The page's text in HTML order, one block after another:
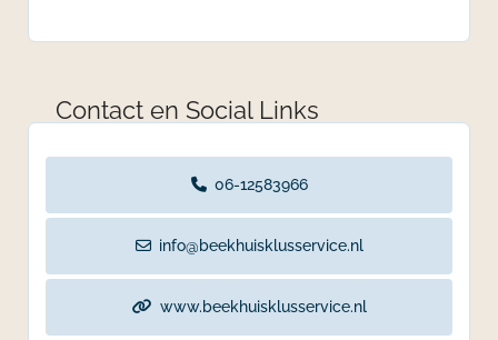
Contact en Social Links
06-12583966
info@beekhuisklusservice.nl
www.beekhuisklusservice.nl